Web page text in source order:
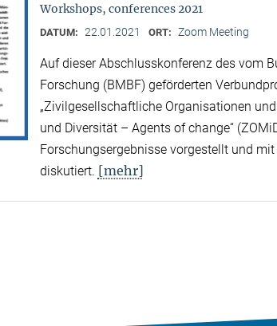
Workshops, conferences 2021
DATUM: 22.01.2021 ORT: Zoom Meeting
Auf dieser Abschlusskonferenz des vom
Forschung (BMBF) geförderten
„Zivilgesellschaftliche Organisationen
und Diversität – Agents of change“
Forschungsergebnisse vorgestellt und
diskutiert. [mehr]